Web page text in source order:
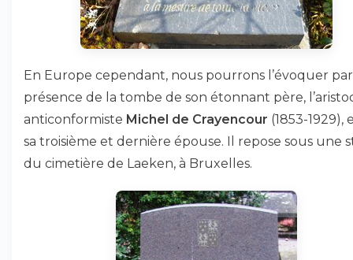
En Europe cependant, nous pourrons l’évoquer
présence de la tombe de son étonnant père,
anticonformiste Michel de Crayencour (1853-1929),
sa troisième et dernière épouse. Il repose sous une
du cimetière de Laeken, à Bruxelles.